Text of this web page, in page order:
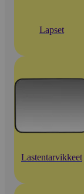
Lapset
Lastentarvikkeet